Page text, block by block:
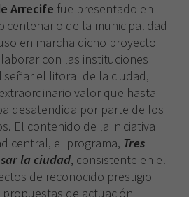
Arrecife fue presentado en
de la municipalidad
en marcha dicho proyecto
con las instituciones
el litoral de la ciudad,
valor que hasta
desatendida por parte de los
El contenido de la iniciativa
central, el programa, Tres
la ciudad, consistente en el
de reconocido prestigio
de actuación